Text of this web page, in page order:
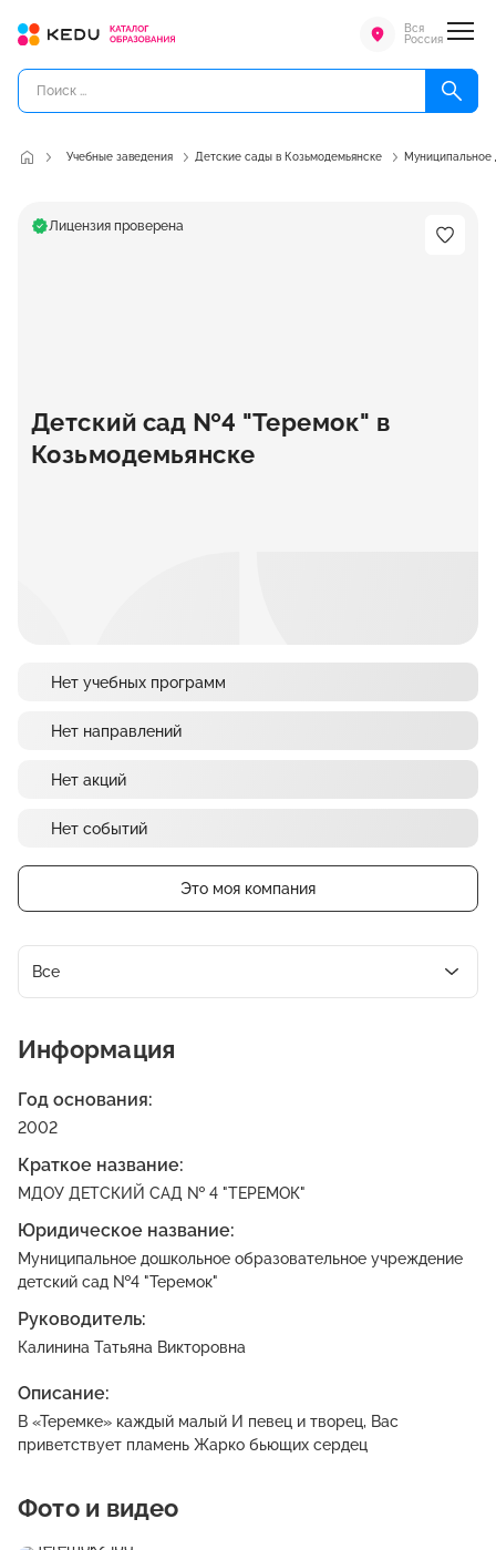
Вся
Россия
Учебные заведения Детские сады в Козьмодемьянске Муниципальное
Лицензия проверена
Детский сад №4 "Теремок" в
Козьмодемьянске
Нет учебных программ
Нет направлений
Нет акций
Нет событий
Это моя компания
Все
Информация
Год основания:
2002
Краткое название:
МДОУ ДЕТСКИЙ САД № 4 "ТЕРЕМОК"
Юридическое название:
Муниципальное дошкольное образовательное учреждение
детский сад №4 "Теремок"
Руководитель:
Калинина Татьяна Викторовна
Описание:
В «Теремке» каждый малый И певец и творец, Вас
приветствует пламень Жарко бьющих сердец
Фото и видео